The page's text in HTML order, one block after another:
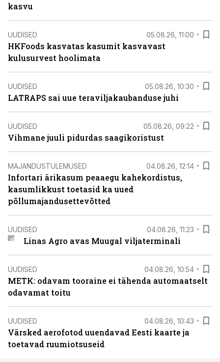
kasvu
UUDISED 05.08.26, 11:00
HKFoods kasvatas kasumit kasvavast
kulusurvest hoolimata
UUDISED 05.08.26, 10:30
LATRAPS sai uue teraviljakaubanduse juhi
UUDISED 05.08.26, 09:22
Vihmane juuli pidurdas saagikoristust
MAJANDUSTULEMUSED 04.08.26, 12:14
Infortari ärikasum peaaegu kahekordistus,
kasumlikkust toetasid ka uued
põllumajandusettevõtted
UUDISED 04.08.26, 11:23
Linas Agro avas Muugal viljaterminali
UUDISED 04.08.26, 10:54
METK: odavam tooraine ei tähenda automaatselt
odavamat toitu
UUDISED 04.08.26, 10:43
Värsked aerofotod uuendavad Eesti kaarte ja
toetavad ruumiotsuseid